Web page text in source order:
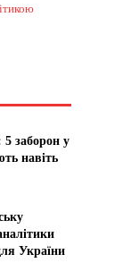
5 заборон у
навіть
України